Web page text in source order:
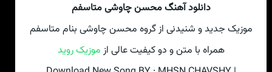
دانلود آهنگ محسن چاوشی متاسفم
موزیک جدید و شنیدنی از گروه محسن چاوشی بنام متاسفم
همراه با متن و دو کیفیت عالی از موزیک روید